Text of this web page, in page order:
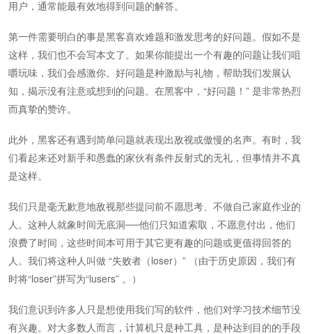
用户，通常能最有效地得到问题的解答。
第一件需要明白的事是黑客喜欢难题和激发思考的好问题。假如不是
这样，我们也不会写本文了。如果你能提出一个有趣的问题让我们咀
嚼玩味，我们会感激你。好问题是种激励与礼物，帮助我们发展认
知，揭示没有注意或想到的问题。在黑客中，“好问题！” 是非常热烈
而真挚的赞许。
此外，黑客还有遇到简单问题就表现出敌视或傲慢的名声。有时，我
们看起来还对新手和愚蠢的家伙有条件反射式的无礼，但事情并不真
是这样。
我们只是毫无歉意地敌视那些提问前不愿思考、不做自己家庭作业的
人。这种人就象时间无底洞──他们只知道索取，不愿意付出，他们
浪费了时间，这些时间本可用于其它更有趣的问题或更值得回答的
人。我们将这种人叫做 “失败者（loser）” （由于历史原因，我们有
时将“loser”拼写为“lusers” 。）
我们意识到许多人只是想使用我们写的软件，他们对学习技术细节没
有兴趣。对大多数人而言，计算机只是种工具，是种达到目的的手段